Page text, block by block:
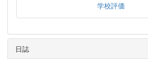
学校評価
日誌